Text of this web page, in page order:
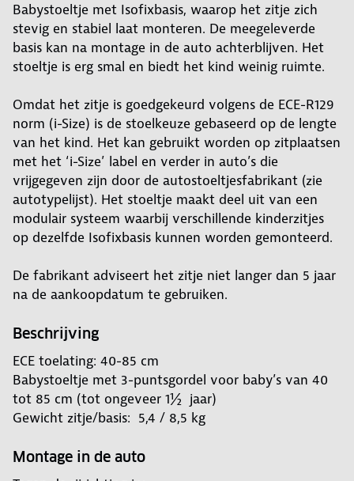
Babystoeltje met Isofixbasis, waarop het zitje zich
stevig en stabiel laat monteren. De meegeleverde
basis kan na montage in de auto achterblijven. Het
stoeltje is erg smal en biedt het kind weinig ruimte.
Omdat het zitje is goedgekeurd volgens de ECE-R129
norm (i-Size) is de stoelkeuze gebaseerd op de lengte
van het kind. Het kan gebruikt worden op zitplaatsen
met het ‘i-Size’ label en verder in auto’s die
vrijgegeven zijn door de autostoeltjesfabrikant (zie
autotypelijst). Het stoeltje maakt deel uit van een
modulair systeem waarbij verschillende kinderzitjes
op dezelfde Isofixbasis kunnen worden gemonteerd.
De fabrikant adviseert het zitje niet langer dan 5 jaar
na de aankoopdatum te gebruiken.
Beschrijving
ECE toelating: 40-85 cm
Babystoeltje met 3-puntsgordel voor baby’s van 40
tot 85 cm (tot ongeveer 1½ jaar)
Gewicht zitje/basis: 5,4 / 8,5 kg
Montage in de auto